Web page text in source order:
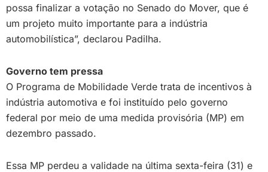
possa finalizar a votação no Senado do Mover, que é
um projeto muito importante para a indústria
automobilística”, declarou Padilha.
Governo tem pressa
O Programa de Mobilidade Verde trata de incentivos à
indústria automotiva e foi instituído pelo governo
federal por meio de uma medida provisória (MP) em
dezembro passado.
Essa MP perdeu a validade na última sexta-feira (31) e